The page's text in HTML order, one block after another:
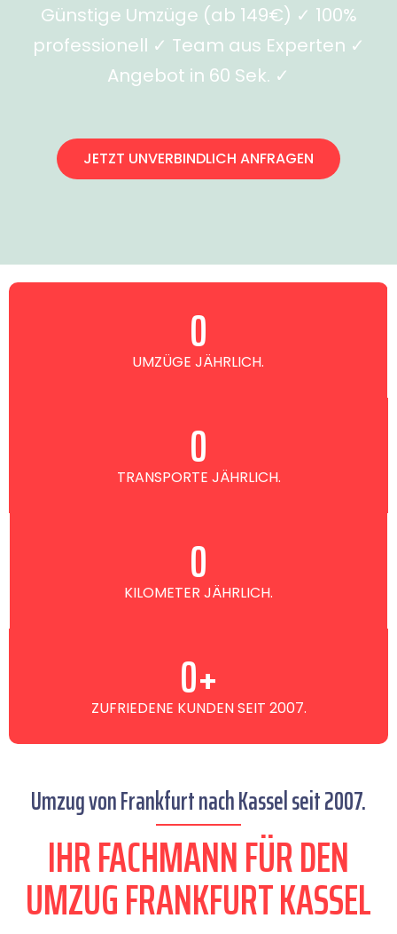
Günstige Umzüge (ab 149€) ✓ 100%
professionell ✓ Team aus Experten ✓
Angebot in 60 Sek. ✓
JETZT UNVERBINDLICH ANFRAGEN
UMZÜGE JÄHRLICH.
0
TRANSPORTE JÄHRLICH.
0
KILOMETER JÄHRLICH.
0
ZUFRIEDENE KUNDEN SEIT 2007.
0+
Umzug von Frankfurt nach Kassel seit 2007.
IHR FACHMANN FÜR DEN
UMZUG FRANKFURT KASSEL